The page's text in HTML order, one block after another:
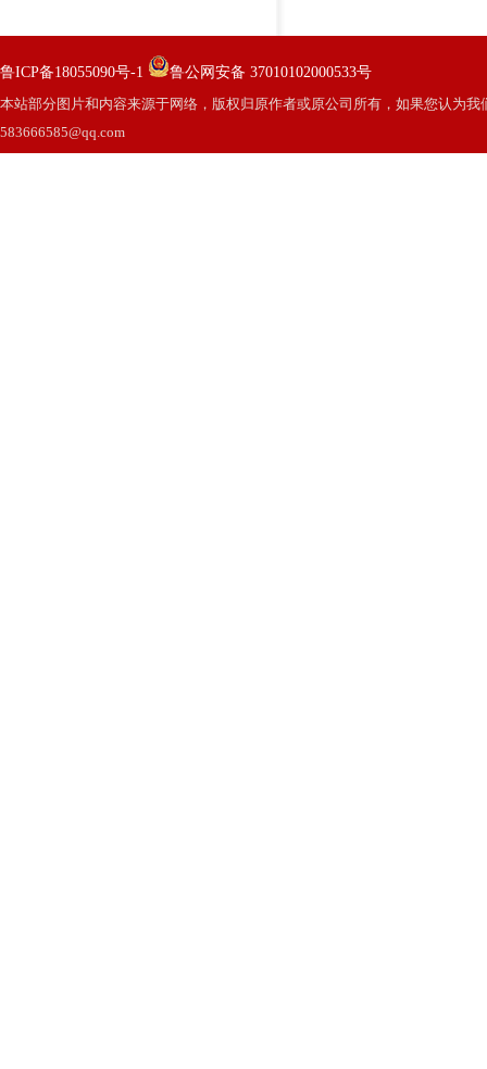
鲁ICP备18055090号-1
鲁公网安备 37010102000533号
本站部分图片和内容来源于网络，版权归原作者或原公司所有，如果您认为
583666585@qq.com